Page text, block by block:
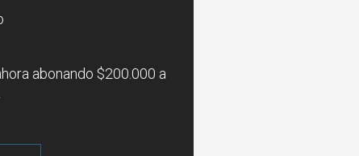
abonando $200.000 a